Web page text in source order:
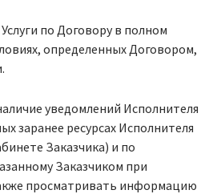
по Договору в полном
определенных Договором,
уведомлений Исполнителя
заранее ресурсах Исполнителя
Заказчика) и по
Заказчиком при
просматривать информацию